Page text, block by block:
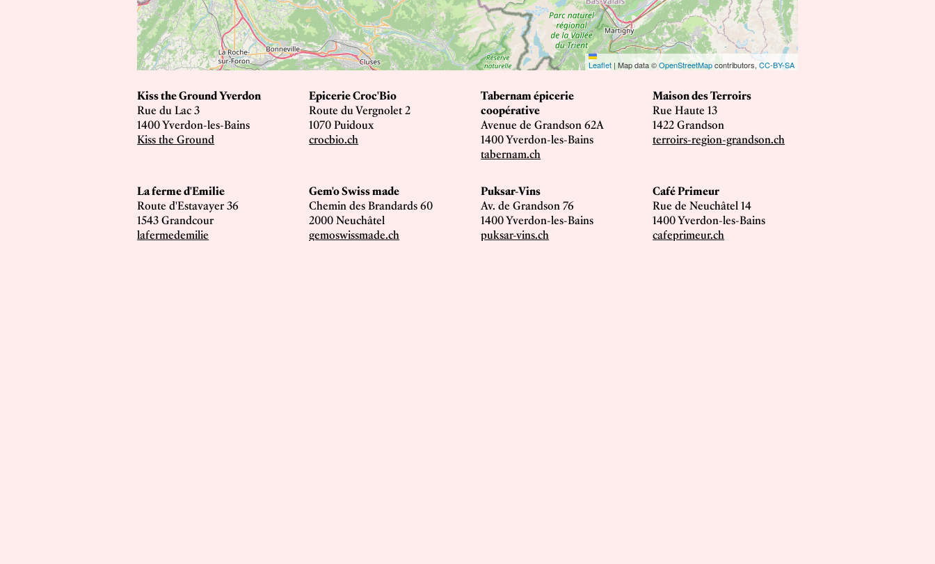
Leaflet | Map data ©OpenStreetMapcontributors, CC-BY-SA
Kiss the Ground Yverdon
Rue du Lac 3
1400 Yverdon-les-Bains
Kiss the Ground
Epicerie Croc'Bio
Route du Vergnolet 2
1070 Puidoux
crocbio.ch
Tabernam épicerie
coopérative
Avenue de Grandson 62A
1400 Yverdon-les-Bains
tabernam.ch
Maison des Terroirs
Rue Haute 13
1422 Grandson
terroirs-region-grandson.ch
La ferme d'Emilie
Route d'Estavayer 36
1543 Grandcour
lafermedemilie
Gem'o Swiss made
Chemin des Brandards 60
2000 Neuchâtel
gemoswissmade.ch
Puksar-Vins
Av. de Grandson 76
1400 Yverdon-les-Bains
puksar-vins.ch
Café Primeur
Rue de Neuchâtel 14
1400 Yverdon-les-Bains
cafeprimeur.ch